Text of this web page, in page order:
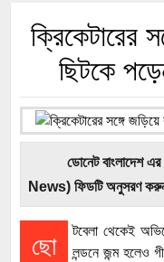
ক্রিকেটারের
ছিটকে
ডোনেট বাংলাদেশ
News) ফিডটি অনুসরণ
ছো
টবেলা থেকেই
লন্ডনে জন্ম হলেও